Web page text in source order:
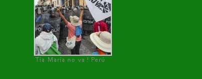
Tía María no va ! Perú